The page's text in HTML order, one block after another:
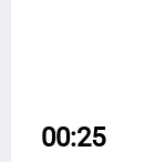
00:25